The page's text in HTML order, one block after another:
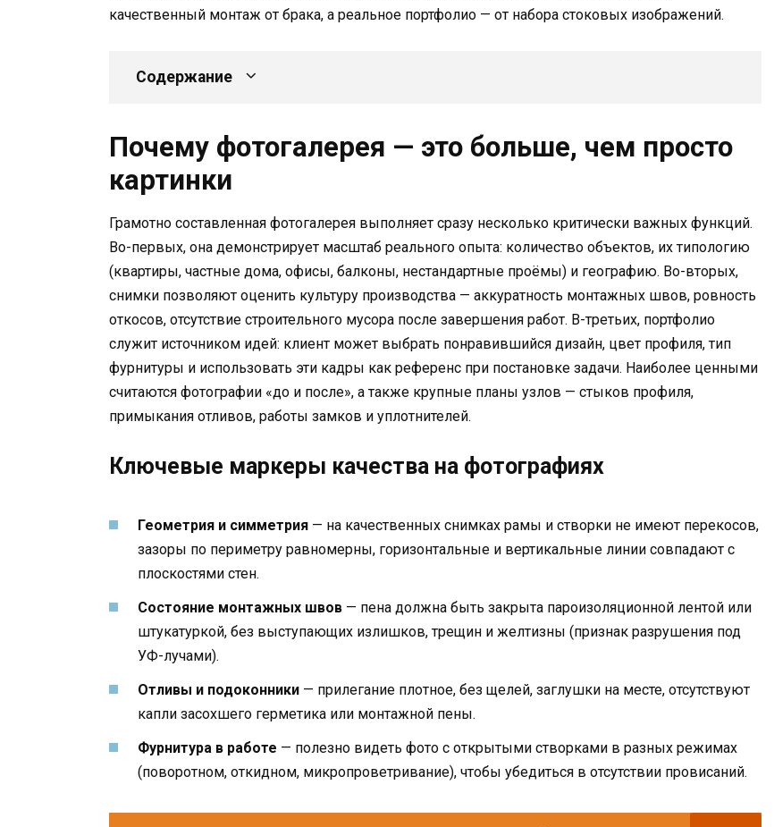
качественный монтаж от брака, а реальное портфолио — от набора стоковых изображений.
Содержание
Почему фотогалерея — это больше, чем просто
картинки
Грамотно составленная фотогалерея выполняет сразу несколько критически важных функций.
Во-первых, она демонстрирует масштаб реального опыта: количество объектов, их типологию
(квартиры, частные дома, офисы, балконы, нестандартные проёмы) и географию. Во-вторых,
снимки позволяют оценить культуру производства — аккуратность монтажных швов, ровность
откосов, отсутствие строительного мусора после завершения работ. В-третьих, портфолио
служит источником идей: клиент может выбрать понравившийся дизайн, цвет профиля, тип
фурнитуры и использовать эти кадры как референс при постановке задачи. Наиболее ценными
считаются фотографии «до и после», а также крупные планы узлов — стыков профиля,
примыкания отливов, работы замков и уплотнителей.
Ключевые маркеры качества на фотографиях
Геометрия и симметрия — на качественных снимках рамы и створки не имеют перекосов,
зазоры по периметру равномерны, горизонтальные и вертикальные линии совпадают с
плоскостями стен.
Состояние монтажных швов — пена должна быть закрыта пароизоляционной лентой или
штукатуркой, без выступающих излишков, трещин и желтизны (признак разрушения под
УФ-лучами).
Отливы и подоконники — прилегание плотное, без щелей, заглушки на месте, отсутствуют
капли засохшего герметика или монтажной пены.
Фурнитура в работе — полезно видеть фото с открытыми створками в разных режимах
(поворотном, откидном, микропроветривание), чтобы убедиться в отсутствии провисаний.